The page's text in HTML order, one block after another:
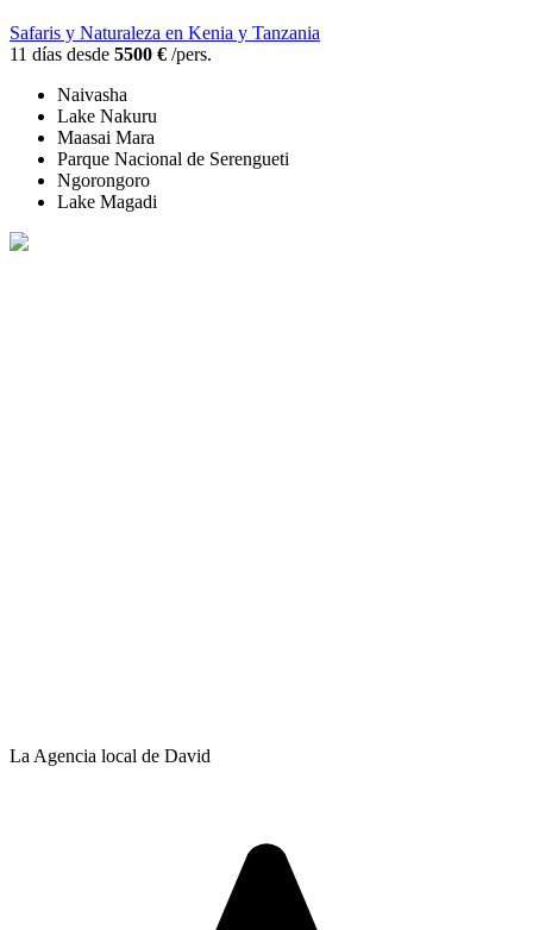
Safaris y Naturaleza en Kenia y Tanzania
11 días desde 5500 € /pers.
Naivasha
Lake Nakuru
Maasai Mara
Parque Nacional de Serengueti
Ngorongoro
Lake Magadi
La Agencia local de David